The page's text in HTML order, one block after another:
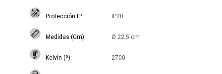
Protección IP IP20
Medidas (Cm) Ø 22,5 cm
Kelvin (º) 2700